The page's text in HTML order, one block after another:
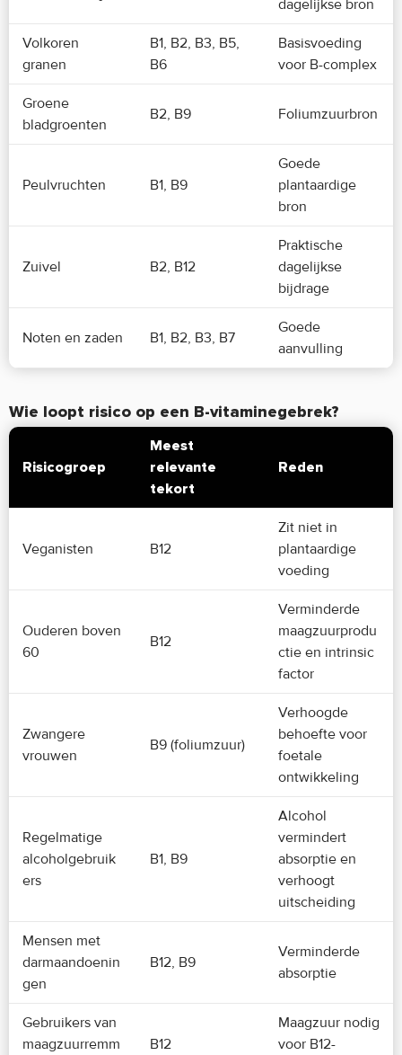
dagelijkse bron
Volkoren
granen
B1, B2, B3, B5,
B6
Basisvoeding
voor B-complex
Groene
bladgroenten
B2, B9 Foliumzuurbron
Peulvruchten B1, B9
Goede
plantaardige
bron
Zuivel B2, B12
Praktische
dagelijkse
bijdrage
Noten en zaden B1, B2, B3, B7
Goede
aanvulling
Wie loopt risico op een B-vitaminegebrek?
Risicogroep
Meest
relevante
tekort
Reden
Veganisten B12
Zit niet in
plantaardige
voeding
Ouderen boven
60
B12
Verminderde
maagzuurprodu
ctie en intrinsic
factor
Zwangere
vrouwen
B9 (foliumzuur)
Verhoogde
behoefte voor
foetale
ontwikkeling
Regelmatige
alcoholgebruik
ers
B1, B9
Alcohol
vermindert
absorptie en
verhoogt
uitscheiding
Mensen met
darmaandoenin
gen
B12, B9
Verminderde
absorptie
Gebruikers van
maagzuurremm
B12
Maagzuur nodig
voor B12-